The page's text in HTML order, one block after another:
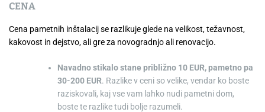
CENA
Cena pametnih inštalacij se razlikuje glede na velikost, težavnost,
kakovost in dejstvo, ali gre za novogradnjo ali renovacijo.
Navadno stikalo stane približno 10 EUR, pametno pa
30-200 EUR. Razlike v ceni so velike, vendar ko boste
raziskovali, kaj vse vam lahko nudi pametni dom,
boste te razlike tudi bolje razumeli.